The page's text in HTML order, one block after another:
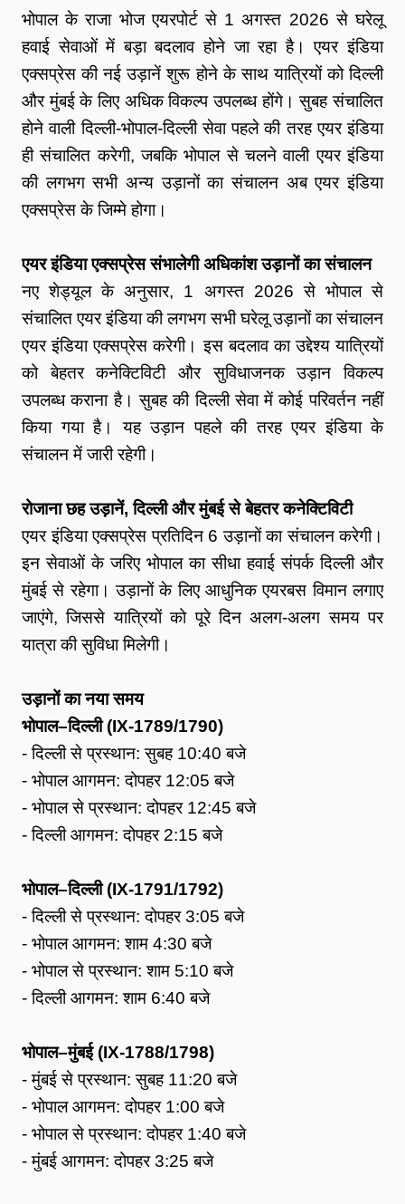
भोपाल के राजा भोज एयरपोर्ट से 1 अगस्त 2026 से घरेलू
हवाई सेवाओं में बड़ा बदलाव होने जा रहा है। एयर इंडिया
एक्सप्रेस की नई उड़ानें शुरू होने के साथ यात्रियों को दिल्ली
और मुंबई के लिए अधिक विकल्प उपलब्ध होंगे। सुबह संचालित
होने वाली दिल्ली-भोपाल-दिल्ली सेवा पहले की तरह एयर इंडिया
ही संचालित करेगी, जबकि भोपाल से चलने वाली एयर इंडिया
की लगभग सभी अन्य उड़ानों का संचालन अब एयर इंडिया
एक्सप्रेस के जिम्मे होगा।
एयर इंडिया एक्सप्रेस संभालेगी अधिकांश उड़ानों का संचालन
नए शेड्यूल के अनुसार, 1 अगस्त 2026 से भोपाल से
संचालित एयर इंडिया की लगभग सभी घरेलू उड़ानों का संचालन
एयर इंडिया एक्सप्रेस करेगी। इस बदलाव का उद्देश्य यात्रियों
को बेहतर कनेक्टिविटी और सुविधाजनक उड़ान विकल्प
उपलब्ध कराना है। सुबह की दिल्ली सेवा में कोई परिवर्तन नहीं
किया गया है। यह उड़ान पहले की तरह एयर इंडिया के
संचालन में जारी रहेगी।
रोजाना छह उड़ानें, दिल्ली और मुंबई से बेहतर कनेक्टिविटी
एयर इंडिया एक्सप्रेस प्रतिदिन 6 उड़ानों का संचालन करेगी।
इन सेवाओं के जरिए भोपाल का सीधा हवाई संपर्क दिल्ली और
मुंबई से रहेगा। उड़ानों के लिए आधुनिक एयरबस विमान लगाए
जाएंगे, जिससे यात्रियों को पूरे दिन अलग-अलग समय पर
यात्रा की सुविधा मिलेगी।
उड़ानों का नया समय
भोपाल–दिल्ली (IX-1789/1790)
- दिल्ली से प्रस्थान: सुबह 10:40 बजे
- भोपाल आगमन: दोपहर 12:05 बजे
- भोपाल से प्रस्थान: दोपहर 12:45 बजे
- दिल्ली आगमन: दोपहर 2:15 बजे
भोपाल–दिल्ली (IX-1791/1792)
- दिल्ली से प्रस्थान: दोपहर 3:05 बजे
- भोपाल आगमन: शाम 4:30 बजे
- भोपाल से प्रस्थान: शाम 5:10 बजे
- दिल्ली आगमन: शाम 6:40 बजे
भोपाल–मुंबई (IX-1788/1798)
- मुंबई से प्रस्थान: सुबह 11:20 बजे
- भोपाल आगमन: दोपहर 1:00 बजे
- भोपाल से प्रस्थान: दोपहर 1:40 बजे
- मुंबई आगमन: दोपहर 3:25 बजे